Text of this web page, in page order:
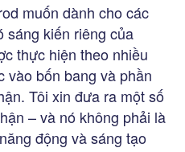
muốn dành cho các
sáng kiến riêng của
thực hiện theo nhiều
vào bốn bang và phần
Tôi xin đưa ra một số
– và nó không phải là
động và sáng tạo